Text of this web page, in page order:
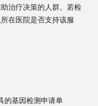
治疗决策的人群。若检
在医院是否支持该服
的基因检测申请单